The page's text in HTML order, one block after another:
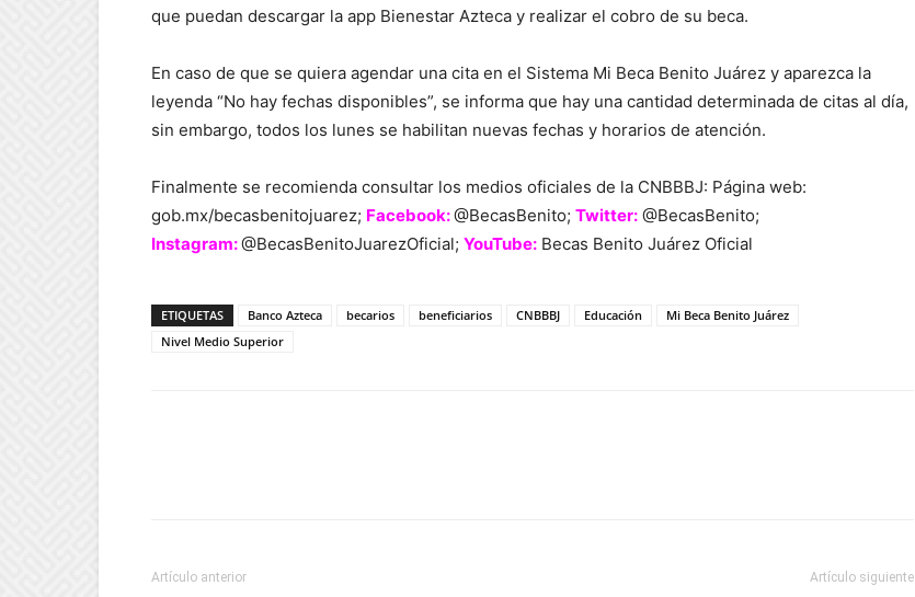
que puedan descargar la app Bienestar Azteca y realizar el cobro de su beca.
En caso de que se quiera agendar una cita en el Sistema Mi Beca Benito Juárez y aparezca la
leyenda “No hay fechas disponibles”, se informa que hay una cantidad determinada de citas al día,
sin embargo, todos los lunes se habilitan nuevas fechas y horarios de atención.
Finalmente se recomienda consultar los medios oficiales de la CNBBBJ: Página web:
gob.mx/becasbenitojuarez; Facebook:@BecasBenito; Twitter: @BecasBenito;
Instagram:@BecasBenitoJuarezOficial; YouTube: Becas Benito Juárez Oficial
ETIQUETAS Banco Azteca becarios beneficiarios CNBBBJ Educación
Mi Beca Benito Juárez
Nivel Medio Superior
Artículo anterior Artículo siguiente